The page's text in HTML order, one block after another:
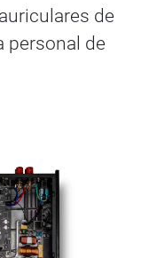
de
personal de